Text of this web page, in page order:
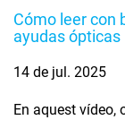
Cómo leer con
ayudas ópticas
14 de jul. 2025
En aquest vídeo,